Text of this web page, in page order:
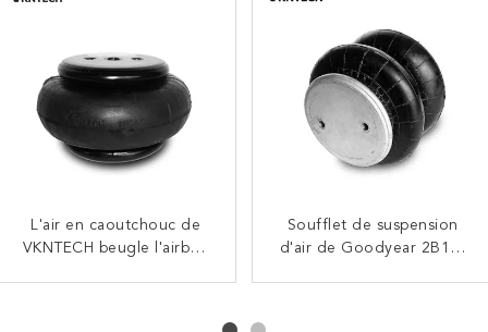
L'air en caoutchouc de
VKNTECH beugle l'airbag
Soufflet de suspension
d'air de Goodyear 2B12-
Airbags compliqués de
double de W01-358-3403
Le gaz a rempli soufflets
compliqués triples d'air du